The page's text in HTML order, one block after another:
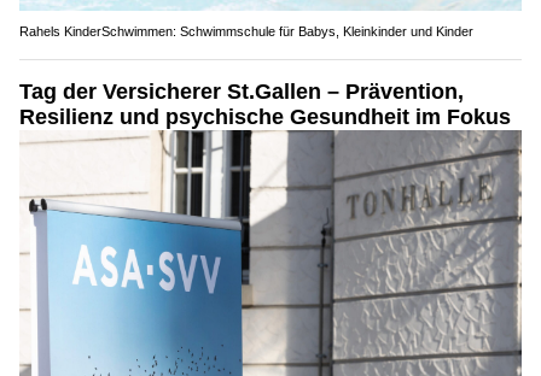
Rahels KinderSchwimmen: Schwimmschule für Babys, Kleinkinder und Kinder
Tag der Versicherer St.Gallen – Prävention,
Resilienz und psychische Gesundheit im Fokus